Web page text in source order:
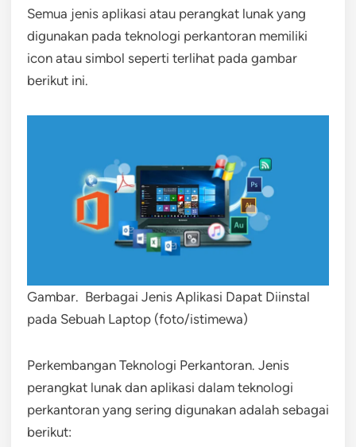
Semua jenis aplikasi atau perangkat lunak yang
digunakan pada teknologi perkantoran memiliki
icon atau simbol seperti terlihat pada gambar
berikut ini.
Gambar. Berbagai Jenis Aplikasi Dapat Diinstal
pada Sebuah Laptop (foto/istimewa)
Perkembangan Teknologi Perkantoran. Jenis
perangkat lunak dan aplikasi dalam teknologi
perkantoran yang sering digunakan adalah sebagai
berikut: